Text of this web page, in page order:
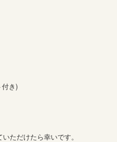
き)
ただけたら幸いです。